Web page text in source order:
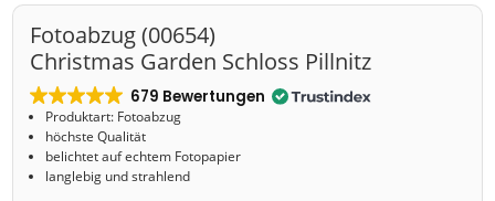
Fotoabzug (00654)
Christmas Garden Schloss Pillnitz
679 Bewertungen
Produktart: Fotoabzug
höchste Qualität
belichtet auf echtem Fotopapier
langlebig und strahlend